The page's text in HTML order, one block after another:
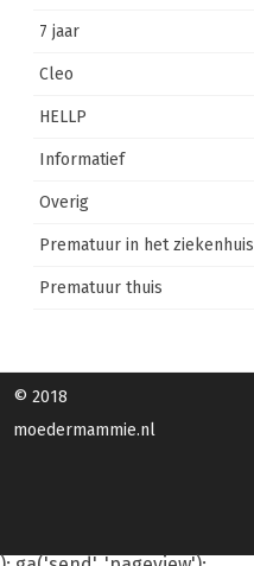
7 jaar
Cleo
HELLP
Informatief
Overig
Prematuur in het ziekenhuis
Prematuur thuis
© 2018
moedermammie.nl